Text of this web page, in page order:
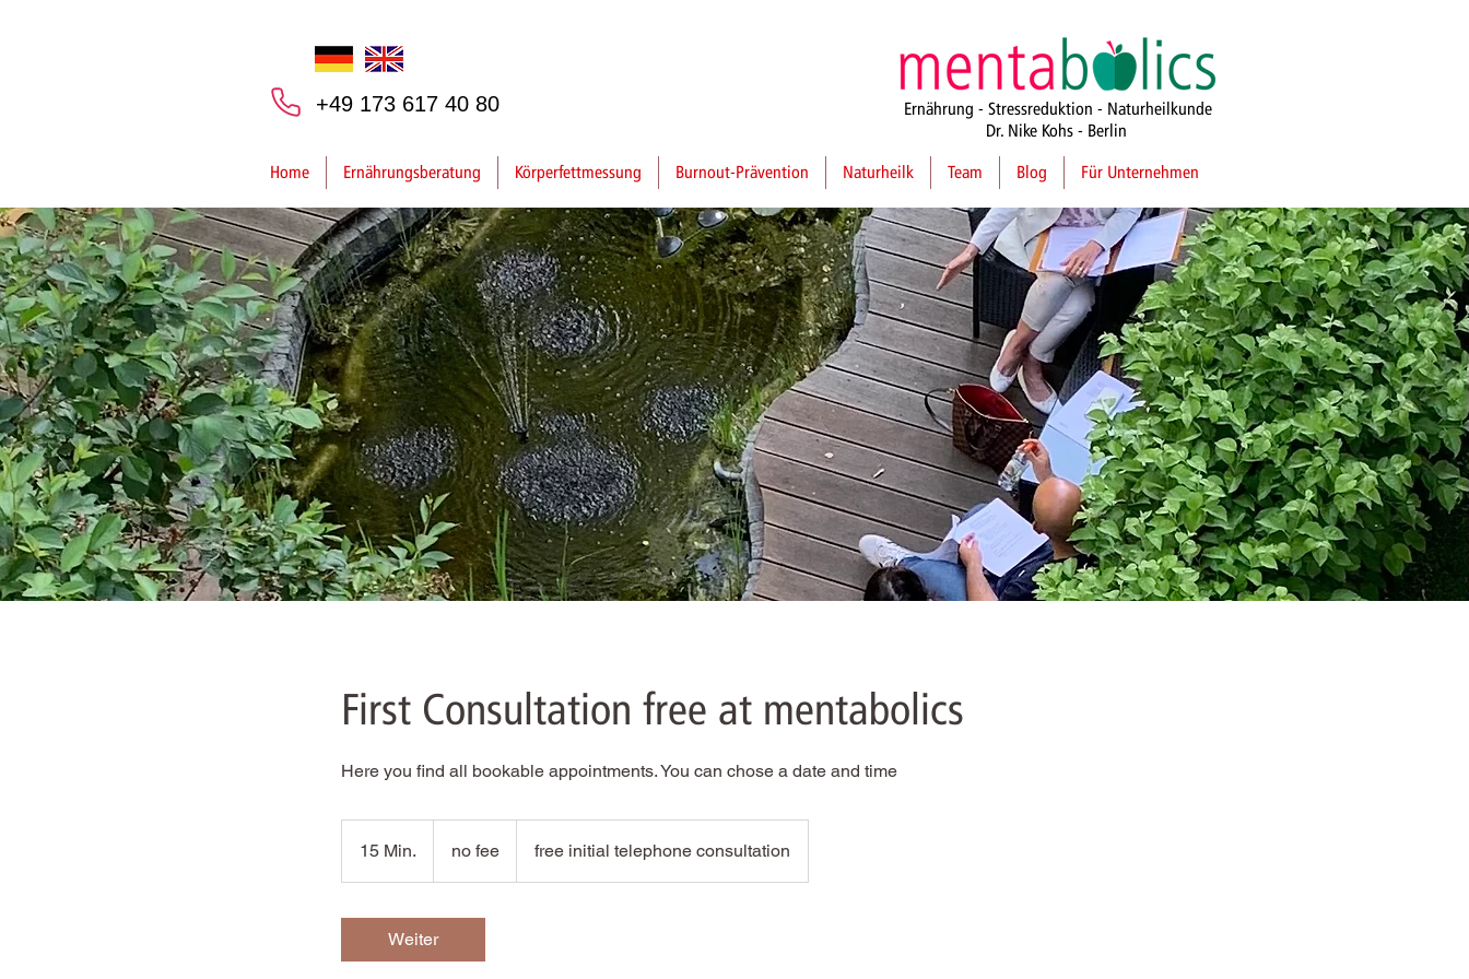
+49 173 617 40 80
Ernährung - Stressreduktion - Naturheilkunde
Dr. Nike Kohs - Berlin
Home
Ernährungsberatung Körperfettmessung Burnout-Prävention Naturheilk Team Blog Für Unternehmen
First Consultation free at mentabolics
Here you find all bookable appointments. You can chose a date and time
15 Min.
5
i
no fee free initial telephone consultation
Weiter